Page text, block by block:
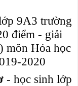
9A3 trường
điểm - giải
môn Hóa học
2020
- học sinh lớp